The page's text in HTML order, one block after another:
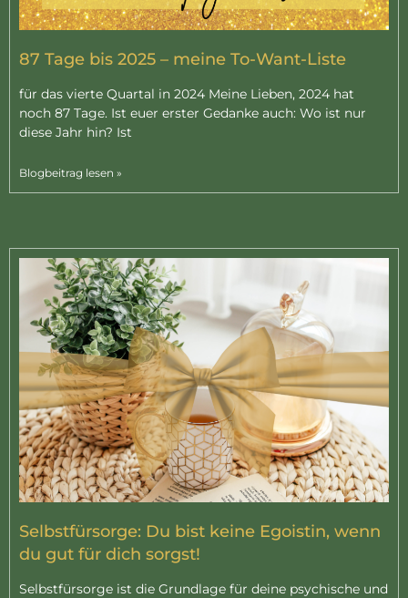
87 Tage bis 2025 – meine To-Want-Liste
für das vierte Quartal in 2024 Meine Lieben, 2024 hat
noch 87 Tage. Ist euer erster Gedanke auch: Wo ist nur
diese Jahr hin? Ist
Blogbeitrag lesen »
Selbstfürsorge: Du bist keine Egoistin, wenn
du gut für dich sorgst!
Selbstfürsorge ist die Grundlage für deine psychische und